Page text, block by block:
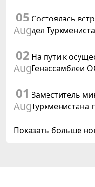
Швейцарской
05
Aug
Состоялась
дел
02
Aug
На пути к
Генассамблеи
Туркменистаном
01
Aug
Заместитель
Туркменистана
сотрудничества
Показать больше